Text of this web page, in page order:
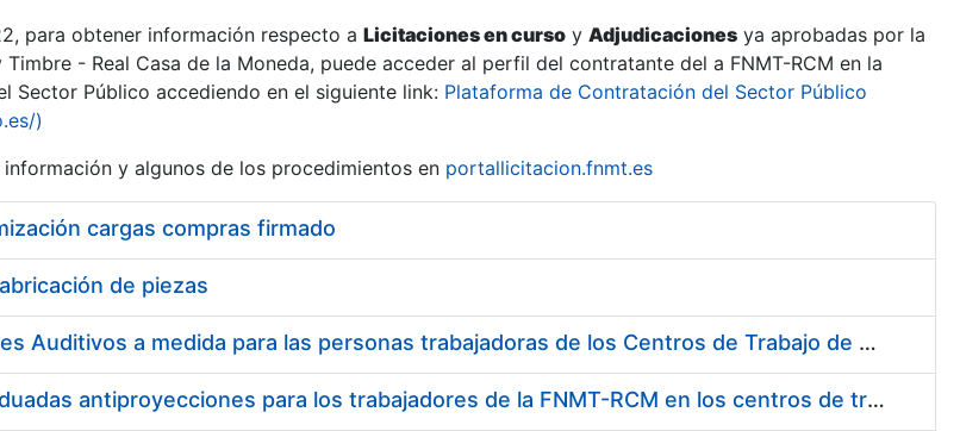
para obtener información respecto a Licitaciones en curso y Adjudicaciones ya aprobadas por la
- Real Casa de la Moneda, puede acceder al perfil del contratante del a FNMT-RCM en la
Sector Público accediendo en el siguiente link: Plataforma de Contratación del Sector Público
)
y algunos de los procedimientos en portallicitacion.fnmt.es
cargas compras firmado
de piezas
Suministro de Protectores Auditivos a medida para las personas trabajadoras de los Centros de Trabajo de Madrid y Burgos
Suministro de gafas graduadas antiproyecciones para los trabajadores de la FNMT-RCM en los centros de trabajo de Madrid y Burgos